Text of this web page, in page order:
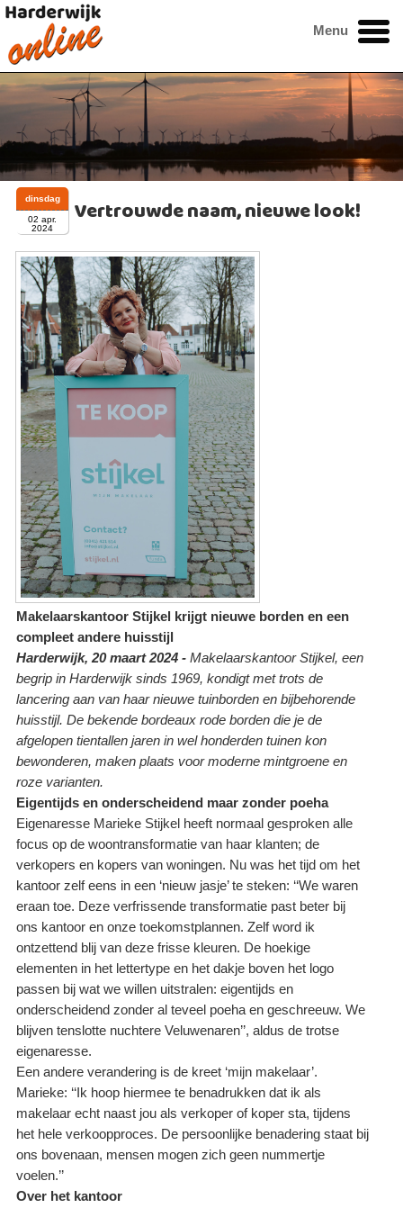
Menu
Vertrouwde naam, nieuwe look!
dinsdag
02 apr.
2024
Makelaarskantoor Stijkel krijgt nieuwe borden en een
compleet andere huisstijl
Harderwijk, 20 maart 2024 -Makelaarskantoor Stijkel, een
begrip in Harderwijk sinds 1969, kondigt met trots de
lancering aan van haar nieuwe tuinborden en bijbehorende
huisstijl. De bekende bordeaux rode borden die je de
afgelopen tientallen jaren in wel honderden tuinen kon
bewonderen, maken plaats voor moderne mintgroene en
roze varianten.
Eigentijds en onderscheidend maar zonder poeha
Eigenaresse Marieke Stijkel heeft normaal gesproken alle
focus op de woontransformatie van haar klanten; de
verkopers en kopers van woningen. Nu was het tijd om het
kantoor zelf eens in een ‘nieuw jasje’ te steken: ‘‘We waren
eraan toe. Deze verfrissende transformatie past beter bij
ons kantoor en onze toekomstplannen. Zelf word ik
ontzettend blij van deze frisse kleuren. De hoekige
elementen in het lettertype en het dakje boven het logo
passen bij wat we willen uitstralen: eigentijds en
onderscheidend zonder al teveel poeha en geschreeuw. We
blijven tenslotte nuchtere Veluwenaren’’, aldus de trotse
eigenaresse.
Een andere verandering is de kreet ‘mijn makelaar’.
Marieke: ‘‘Ik hoop hiermee te benadrukken dat ik als
makelaar echt naast jou als verkoper of koper sta, tijdens
het hele verkoopproces. De persoonlijke benadering staat bij
ons bovenaan, mensen mogen zich geen nummertje
voelen.’’
Over het kantoor